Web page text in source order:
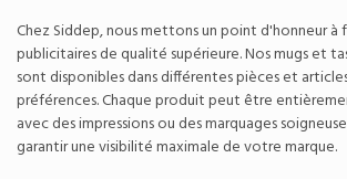
Chez Siddep, nous mettons un point d'honneur à
publicitaires de qualité supérieure. Nos mugs et
sont disponibles dans différentes pièces et
préférences. Chaque produit peut être
avec des impressions ou des marquages
garantir une visibilité maximale de votre marque.